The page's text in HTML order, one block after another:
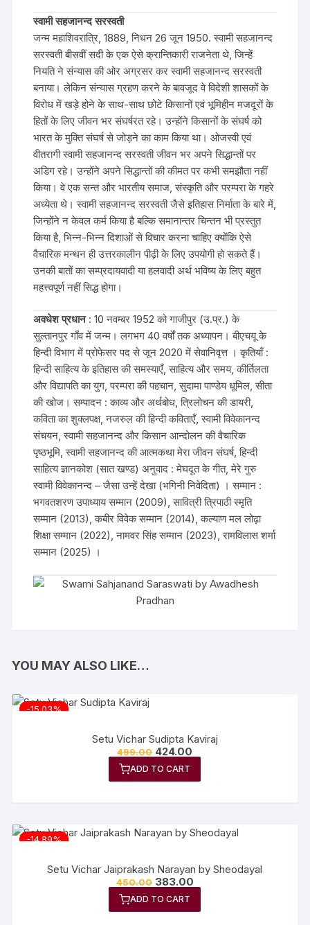
स्वामी सहजानन्द सरस्वती
जन्म महाशिवरात्रि, 1889, निधन 26 जून 1950. स्वामी सहजानन्द
सरस्वती बीसवीं सदी के एक ऐसे क्रान्तिकारी राजनेता थे, जिन्हें
नियति ने संन्यास की ओर अग्रसर कर स्वामी सहजानन्द सरस्वती
बनाया। लेकिन संन्यास ग्रहण करने के बावजूद वे विदेशी शासकों के
विरोध में खड़े होने के साथ-साथ छोटे किसानों एवं भूमिहीन मजदूरों के
हितों के लिए जीवन भर संघर्षरत रहे। उन्होंने किसानों के संघर्ष को
भारत के मुक्ति संघर्ष से जोड़ने का काम किया था। ओजस्वी एवं
वीतरागी स्वामी सहजानन्द सरस्वती जीवन भर अपने सिद्धान्तों पर
अडिग रहे। उन्होंने अपने सिद्धान्तों की कीमत पर कभी समझौता नहीं
किया। वे एक सन्त और भारतीय समाज, संस्कृति और परम्परा के गहरे
अध्येता थे। स्वामी सहजानन्द सरस्वती जैसे इतिहास निर्माता के बारे में,
जिन्होंने न केवल कर्म किया है बल्कि समानान्तर चिन्तन भी प्रस्तुत
किया है, भिन्न-भिन्न दिशाओं से विचार करना चाहिए क्योंकि ऐसे
वैचारिक मन्थन ही उत्तरकालीन पीढ़ी के लिए उपयोगी हो सकते हैं।
उनकी बातों का सम्प्रदायवादी या हलवादी अर्थ भविष्य के लिए बहुत
महत्त्वपूर्ण नहीं सिद्ध होगा।
अवधेश प्रधान: 10 नवम्बर 1952 को गाजीपुर (उ.प्र.) के
सुल्तानपुर गाँव में जन्म। लगभग 40 वर्षों तक अध्यापन। बीएचयू के
हिन्दी विभाग में प्रोफेसर पद से जून 2020 में सेवानिवृत्त । कृतियाँ :
हिन्दी साहित्य के इतिहास की समस्याएँ, साहित्य और समय, कीर्तिलता
और विद्यापति का युग, परम्परा की पहचान, सुदामा पाण्डेय धूमिल, सीता
की खोज। सम्पादन : काव्य और अर्थबोध, त्रिलोचन की डायरी,
कविता का शुक्लपक्ष, नजरुल की हिन्दी कविताएँ, स्वामी विवेकानन्द
संचयन, स्वामी सहजानन्द और किसान आन्दोलन की वैचारिक
पृष्ठभूमि, स्वामी सहजानन्द की आत्मकथा मेरा जीवन संघर्ष, हिन्दी
साहित्य ज्ञानकोश (सात खण्ड) अनुवाद : मेघदूत के गीत, मेरे गुरु
स्वामी विवेकानन्द – जैसा उन्हें देखा (भगिनी निवेदिता) । सम्मान :
भगवतशरण उपाध्याय सम्मान (2009), सावित्री त्रिपाठी स्मृति
सम्मान (2013), कबीर विवेक सम्मान (2014), कल्याण मल लोढ़ा
शिक्षा सम्मान (2022), नामवर सिंह सम्मान (2023), रामविलास शर्मा
सम्मान (2025) ।
YOU MAY ALSO LIKE…
-15.03%
Setu Vichar Sudipta Kaviraj
499.00 424.00
ADD TO CART
-14.89%
Setu Vichar Jaiprakash Narayan by Sheodayal
450.00 383.00
ADD TO CART